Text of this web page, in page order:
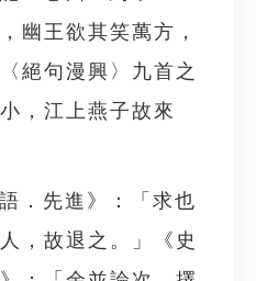
幽王欲其笑萬方，
絕句漫興〉九首之
，江上燕子故來
．先進》：「求也
，故退之。」《史